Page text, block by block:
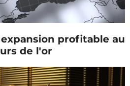
profitable au
de l'or